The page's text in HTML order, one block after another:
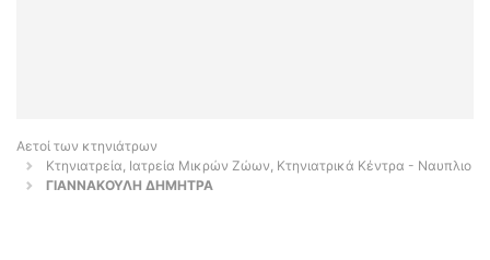
Αετοί των κτηνιάτρων
Κτηνιατρεία, Ιατρεία Μικρών Ζώων, Κτηνιατρικά Κέντρα - Ναυπλιο
ΓΙΑΝΝΑΚΟΥΛΗ ΔΗΜΗΤΡΑ